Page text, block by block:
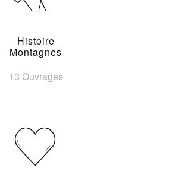
Histoire
Montagnes
13 Ouvrages